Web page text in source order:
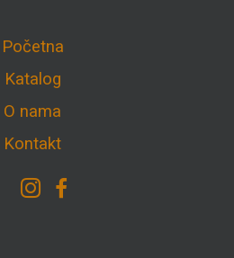
Početna
Katalog
O nama
Kontakt